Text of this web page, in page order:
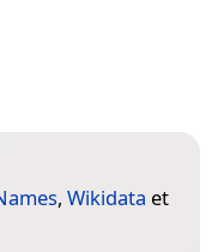
, Wikidata et